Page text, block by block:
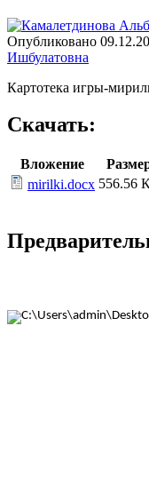
Опубликовано
Ишбулатовна
Картотека игры-
Скачать:
Вложение
mirilki.docx 556.56